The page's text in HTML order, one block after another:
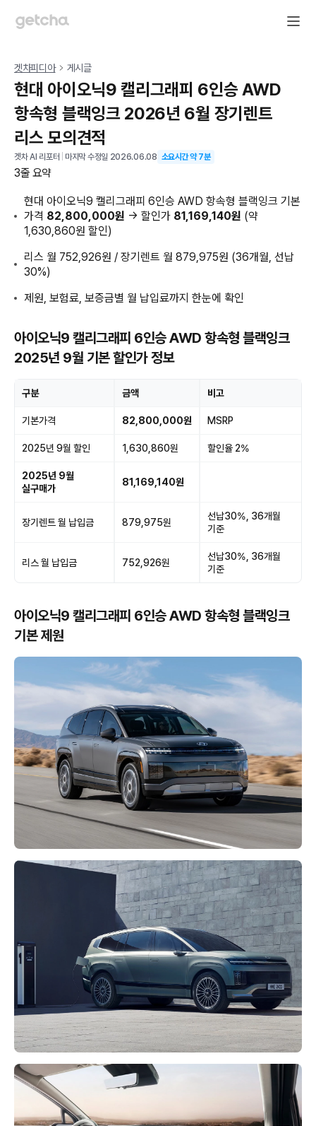
겟차피디아 게시글
현대 아이오닉9 캘리그래피 6인승 AWD
항속형 블랙잉크 2026년 6월 장기렌트
리스 모의견적
겟차 AI 리포터 마지막 수정일 2026.06.08 소요시간 약7분
3줄 요약
현대 아이오닉9 캘리그래피 6인승 AWD 항속형 블랙잉크 기본
가격 82,800,000원 → 할인가 81,169,140원 (약
1,630,860원 할인)
리스 월 752,926원 / 장기렌트 월 879,975원 (36개월, 선납
30%)
제원, 보험료, 보증금별 월 납입료까지 한눈에 확인
아이오닉9 캘리그래피 6인승 AWD 항속형 블랙잉크
2025년 9월 기본 할인가 정보
구분 금액 비고
기본가격 82,800,000원 MSRP
2025년 9월 할인 1,630,860원 할인율 2%
2025년 9월
실구매가
81,169,140원
장기렌트 월 납입금 879,975원
선납30%, 36개월
기준
리스 월 납입금 752,926원
선납30%, 36개월
기준
아이오닉9 캘리그래피 6인승 AWD 항속형 블랙잉크
기본 제원